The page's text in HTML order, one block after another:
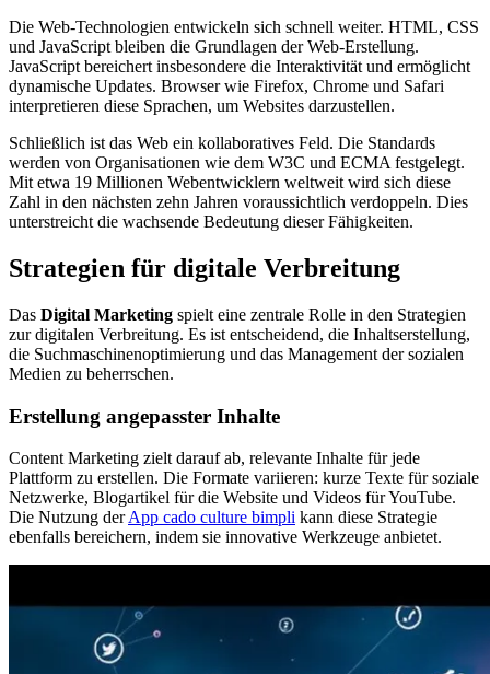
Die Web-Technologien entwickeln sich schnell weiter. HTML, CSS
und JavaScript bleiben die Grundlagen der Web-Erstellung.
JavaScript bereichert insbesondere die Interaktivität und ermöglicht
dynamische Updates. Browser wie Firefox, Chrome und Safari
interpretieren diese Sprachen, um Websites darzustellen.
Schließlich ist das Web ein kollaboratives Feld. Die Standards
werden von Organisationen wie dem W3C und ECMA festgelegt.
Mit etwa 19 Millionen Webentwicklern weltweit wird sich diese
Zahl in den nächsten zehn Jahren voraussichtlich verdoppeln. Dies
unterstreicht die wachsende Bedeutung dieser Fähigkeiten.
Strategien für digitale Verbreitung
Das Digital Marketing spielt eine zentrale Rolle in den Strategien
zur digitalen Verbreitung. Es ist entscheidend, die Inhaltserstellung,
die Suchmaschinenoptimierung und das Management der sozialen
Medien zu beherrschen.
Erstellung angepasster Inhalte
Content Marketing zielt darauf ab, relevante Inhalte für jede
Plattform zu erstellen. Die Formate variieren: kurze Texte für soziale
Netzwerke, Blogartikel für die Website und Videos für YouTube.
Die Nutzung derApp cado culture bimpli kann diese Strategie
ebenfalls bereichern, indem sie innovative Werkzeuge anbietet.